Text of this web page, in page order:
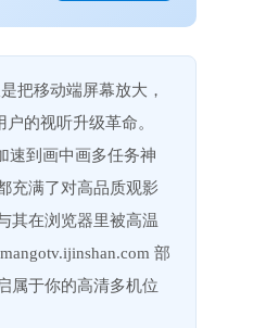
把移动端屏幕放大，
的视听升级革命。
速到画中画多任务神
充满了对高品质观影
其在浏览器里被高温
部
属于你的高清多机位